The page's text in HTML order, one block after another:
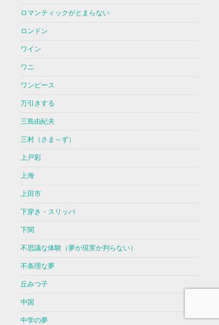
ロマンティックがとまらない
ロンドン
ワイン
ワニ
ワンピース
万引きする
三島由紀夫
三村（さま～ず）
上戸彩
上海
上田市
下穿き・スリッパ
下関
不思議な体験（夢か現実か判らない）
不条理な夢
丘みつ子
中国
中学の夢